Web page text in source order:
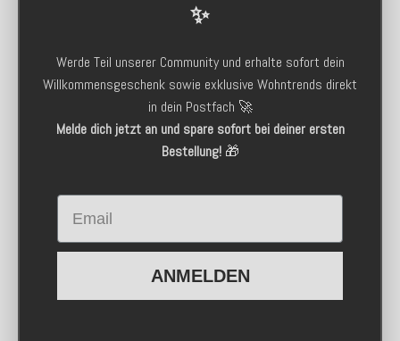
✨
Werde Teil unserer Community und erhalte sofort dein
Willkommensgeschenk sowie exklusive Wohntrends direkt
in dein Postfach 🚀
Melde dich jetzt an und spare sofort bei deiner ersten
Bestellung!🎁
Email
ANMELDEN